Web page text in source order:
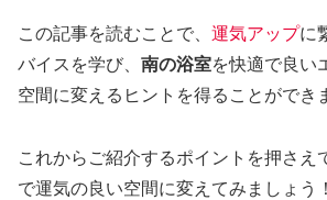
この記事を読むことで、 運気アップに
バイスを学び、 南の浴室を快適で良い
空間に変えるヒントを得ることができ
これからご紹介するポイントを押さえ
で運気の良い空間に変えてみましょう！